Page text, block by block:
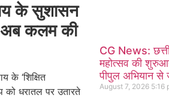
के सुशासन
अब कलम की
के ‘शिक्षित
को धरातल पर उतारते
CG News:
महोत्सव की
पीपुल अभियान से
August 7, 2026 5:16